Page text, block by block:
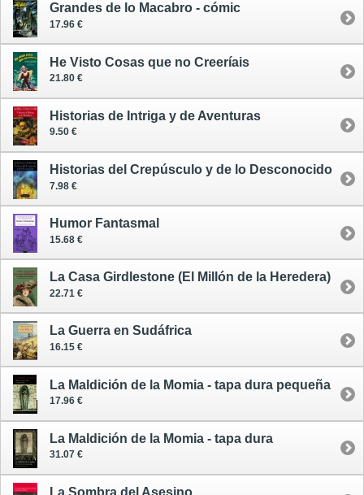
Grandes de lo Macabro - cómic
17.96 €
He Visto Cosas que no Creeríais
21.80 €
Historias de Intriga y de Aventuras
9.50 €
Historias del Crepúsculo y de lo Desconocido
7.98 €
Humor Fantasmal
15.68 €
La Casa Girdlestone (El Millón de la Heredera)
22.71 €
La Guerra en Sudáfrica
16.15 €
La Maldición de la Momia - tapa dura pequeña
17.96 €
La Maldición de la Momia - tapa dura
31.07 €
La Sombra del Asesino